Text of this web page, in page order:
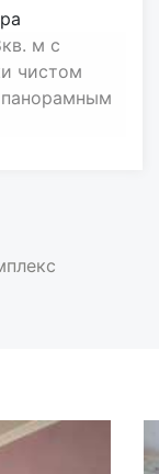
м с
чистoм
панoрамным